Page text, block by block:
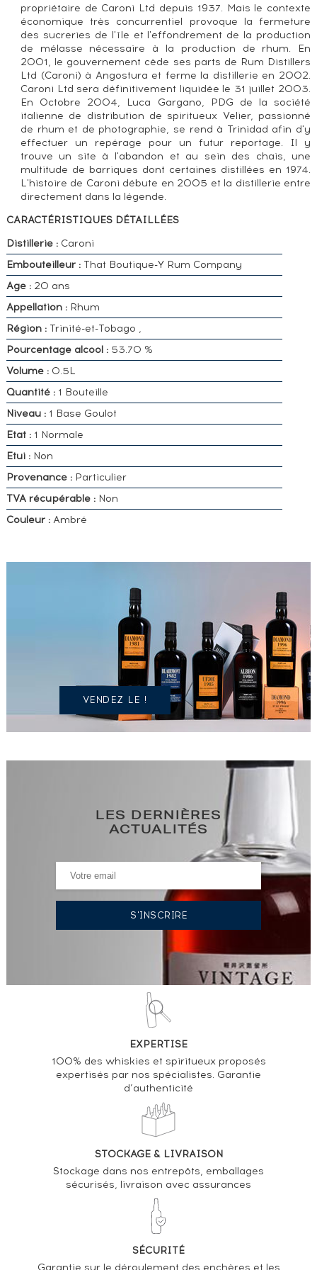
propriétaire de Caroni Ltd depuis 1937. Mais le contexte
économique très concurrentiel provoque la fermeture
des sucreries de l'île et l'effondrement de la production
de mélasse nécessaire à la production de rhum. En
2001, le gouvernement cède ses parts de Rum Distillers
Ltd (Caroni) à Angostura et ferme la distillerie en 2002.
Caroni Ltd sera définitivement liquidée le 31 juillet 2003.
En Octobre 2004, Luca Gargano, PDG de la société
italienne de distribution de spiritueux Velier, passionné
de rhum et de photographie, se rend à Trinidad afin d'y
effectuer un repérage pour un futur reportage. Il y
trouve un site à l'abandon et au sein des chais, une
multitude de barriques dont certaines distillées en 1974.
L'histoire de Caroni débute en 2005 et la distillerie entre
directement dans la légende.
CARACTÉRISTIQUES DÉTAILLÉES
Distillerie :Caroni
Embouteilleur :That Boutique-Y Rum Company
Age :20 ans
Appellation :Rhum
Région : Trinité-et-Tobago ,
Pourcentage alcool :53.70 %
Volume : 0.5L
Quantité :1 Bouteille
Niveau :1 Base Goulot
Etat :1 Normale
Etui :Non
Provenance :Particulier
TVA récupérable :Non
Couleur :Ambré
POSSÉDEZ
SPIRITUEUX
IDENTIQUE
VENDEZ LE !
LES DERNIÈRES
ACTUALITÉS
EXPERTISE
100% des whiskies et spiritueux proposés
expertisés par nos spécialistes. Garantie
d’authenticité
STOCKAGE & LIVRAISON
Stockage dans nos entrepôts, emballages
sécurisés, livraison avec assurances
SÉCURITÉ